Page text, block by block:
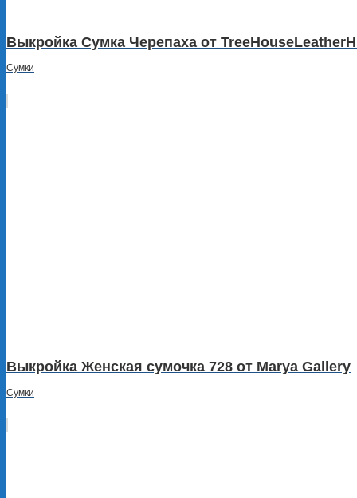
Выкройка Сумка Черепаха от
Сумки
Выкройка Женская сумочка 728 от Marya Gallery
Сумки